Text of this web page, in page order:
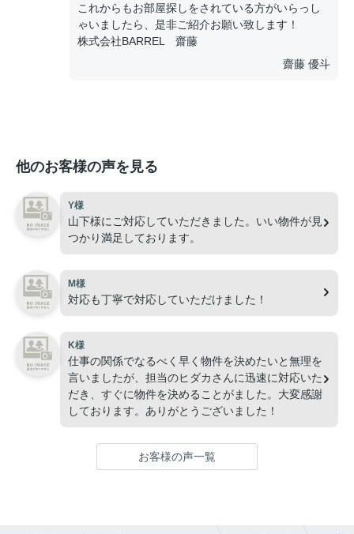
これからもお部屋探しをされている方がいらっし
ゃいましたら、是非ご紹介お願い致します！
株式会社BARREL 齋藤
齋藤 優斗
他のお客様の声を見る
Y様
山下様にご対応していただきました。いい物件が見
つかり満足しております。
M様
対応も丁寧で対応していただけました！
K様
仕事の関係でなるべく早く物件を決めたいと無理を
言いましたが、担当のヒダカさんに迅速に対応いた
だき、すぐに物件を決めることがました。大変感謝
しております。ありがとうございました！
お客様の声一覧